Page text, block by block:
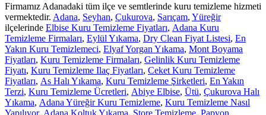
Firmamız Adanadaki tüm ilçe ve semtlerinde kuru temizleme hizmeti
vermektedir. Adana, Seyhan, Çukurova, Sarıçam, Yüreğir
ilçelerinde Elbise Kuru Temizleme Fiyatları, Adana Kuru
Temizleme Firmaları, Eylül Yıkama, Dry Clean Fiyat Listesi, En
Yakın Kuru Temizlemeci, Elyaf Yorgan Yıkama, Mont Boyama
Fiyatları, Kuru Temizleme Firmaları, Gelinlik Kuru Temizleme
Fiyatı, Kuru Temizleme Ilaç Fiyatları, Ceket Kuru Temizleme
Fiyatları, As Halı Yıkama, Kuru Temizleme Şirketleri, En Yakın
Terzi, Kuru Temizleme Ücretleri, Abiye Elbise, Ütü, Çukurova Halı
Yıkama, Adana Yüreğir Kuru Temizleme, Kuru Temizleme Nasıl
Yapılıyor, Adana Koltuk Yıkama, Store Temizleme, Papyon